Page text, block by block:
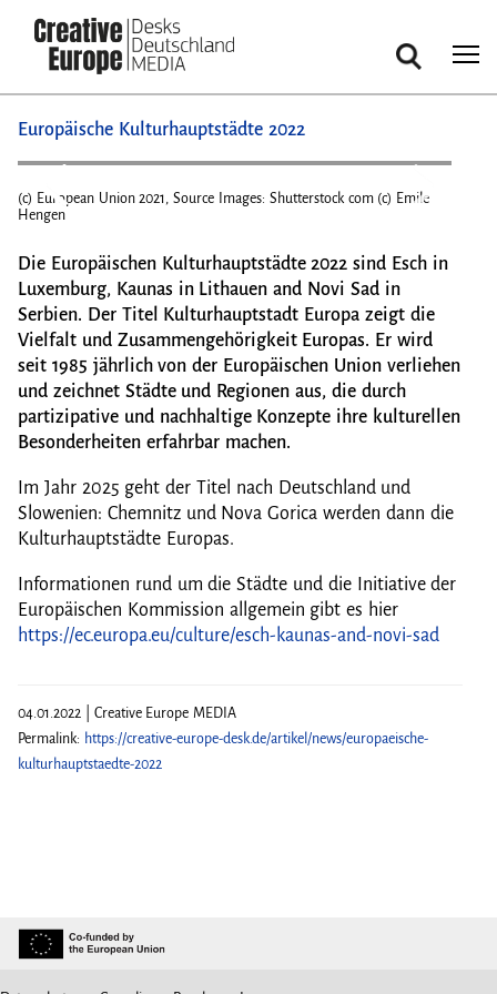
zum
Inhalt
Suche
Europäische Kulturhauptstädte 2022
(c) European Union 2021, Source Images: Shutterstock com (c) Emile
Hengen
Die Europäischen Kulturhauptstädte 2022 sind Esch in
Luxemburg, Kaunas in Lithauen and Novi Sad in
Serbien. Der Titel Kulturhauptstadt Europa zeigt die
Vielfalt und Zusammengehörigkeit Europas. Er wird
seit 1985 jährlich von der Europäischen Union verliehen
und zeichnet Städte und Regionen aus, die durch
partizipative und nachhaltige Konzepte ihre kulturellen
Besonderheiten erfahrbar machen.
Im Jahr 2025 geht der Titel nach Deutschland und
Slowenien: Chemnitz und Nova Gorica werden dann die
Kulturhauptstädte Europas.
Informationen rund um die Städte und die Initiative der
Europäischen Kommission allgemein gibt es hier
https://ec.europa.eu/culture/esch-kaunas-and-novi-sad
04.01.2022 | Creative Europe MEDIA
Permalink: https://creative-europe-desk.de/artikel/news/europaeische-
kulturhauptstaedte-2022